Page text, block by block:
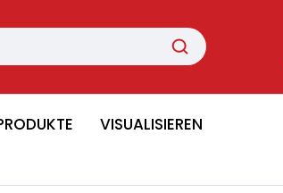
VISUALISIEREN